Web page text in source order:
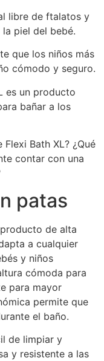
libre de ftalatos y
la piel del bebé.
que los niños más
cómodo y seguro.
es un producto
bañar a los
Bath XL? ¿Qué
contar con una
patas
de alta
a cualquier
y niños
cómoda para
para mayor
permite que
el baño.
de limpiar y
y resistente a las